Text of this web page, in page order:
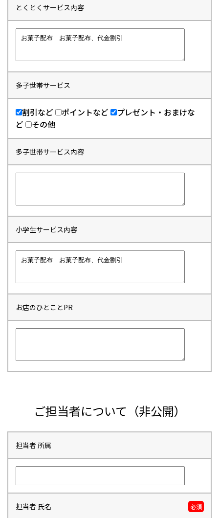
とくとくサービス内容
多子世帯サービス
割引など ポイントなど
プレゼント・おまけな
ど
その他
多子世帯サービス内容
小学生サービス内容
お店のひとことPR
ご担当者について（非公開）
担当者 所属
担当者 氏名 必須